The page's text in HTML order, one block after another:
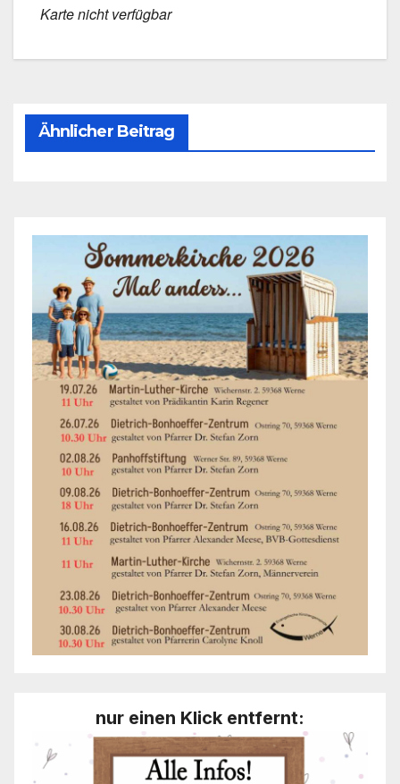
Kar­te nicht ver­füg­bar
Ähnlicher Beitrag
nur einen Klick entfernt: